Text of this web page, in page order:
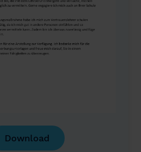
Download